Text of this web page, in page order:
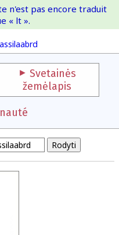
IOI
n'est pas encore traduit
« lt ».
Svetainės
žemėlapis